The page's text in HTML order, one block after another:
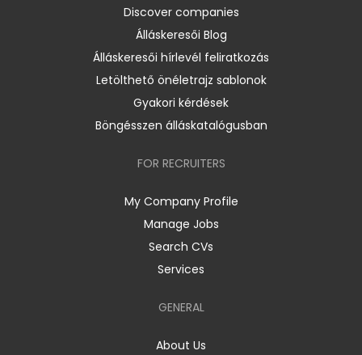
Discover companies
Álláskeresői Blog
Álláskeresői hírlevél feliratkozás
Letölthető önéletrajz sablonok
Gyakori kérdések
Böngésszen álláskatalógusban
FOR RECRUITERS
My Company Profile
Manage Jobs
Search CVs
Services
GENERAL
About Us